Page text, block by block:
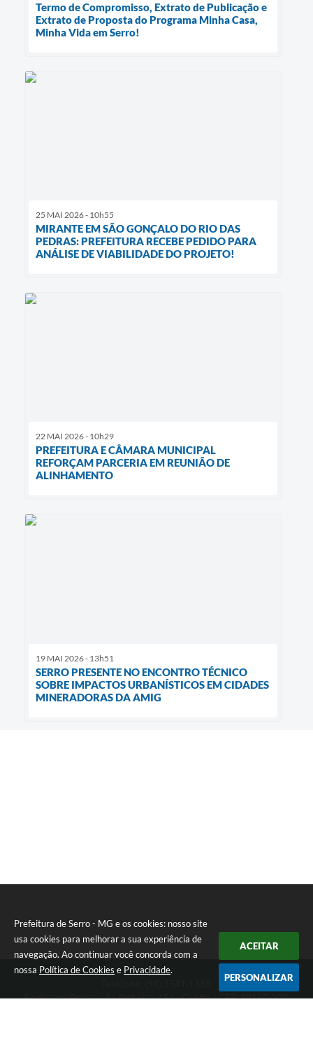
Prefeitura de Serro - MG e os cookies: nosso site
usa cookies para melhorar a sua experiência de
navegação. Ao continuar você concorda com a
nossa Política de Cookies e Privacidade.
ACEITAR
PERSONALIZAR
Termo de Compromisso, Extrato de Publicação e
Extrato de Proposta do Programa Minha Casa,
Minha Vida em Serro!
25 MAI 2026 - 10h55
MIRANTE EM SÃO GONÇALO DO RIO DAS
PEDRAS: PREFEITURA RECEBE PEDIDO PARA
ANÁLISE DE VIABILIDADE DO PROJETO!
22 MAI 2026 - 10h29
PREFEITURA E CÂMARA MUNICIPAL
REFORÇAM PARCERIA EM REUNIÃO DE
ALINHAMENTO
19 MAI 2026 - 13h51
SERRO PRESENTE NO ENCONTRO TÉCNICO
SOBRE IMPACTOS URBANÍSTICOS EM CIDADES
MINERADORAS DA AMIG
Endereço: Praça João Pinheiro, 154 - Centro | CEP: 39150-000